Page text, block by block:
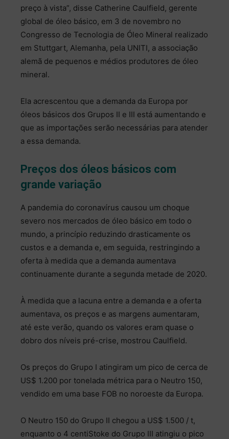
preço à vista”, disse Catherine Caulfield, gerente
global de óleo básico, em 3 de novembro no
Congresso de Tecnologia de Óleo Mineral realizado
em Stuttgart, Alemanha, pela UNITI, a associação
alemã de pequenos e médios produtores de óleo
mineral.
Ela acrescentou que a demanda da Europa por
óleos básicos dos Grupos II e III está aumentando e
que as importações serão necessárias para atender
a essa demanda.
Preços dos óleos básicos com
grande variação
A pandemia do coronavírus causou um choque
severo nos mercados de óleo básico em todo o
mundo, a princípio reduzindo drasticamente os
custos e a demanda e, em seguida, restringindo a
oferta à medida que a demanda aumentava
continuamente durante a segunda metade de 2020.
À medida que a lacuna entre a demanda e a oferta
aumentava, os preços e as margens aumentaram,
até este verão, quando os valores eram quase o
dobro dos níveis pré-crise, mostrou Caulfield.
Os preços do Grupo I atingiram um pico de cerca de
US$ 1.200 por tonelada métrica para o Neutro 150,
vendido em uma base FOB no noroeste da Europa.
O Neutro 150 do Grupo II chegou a US$ 1.500 / t,
enquanto o 4 centiStoke do Grupo III atingiu o pico